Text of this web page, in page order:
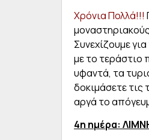
Χρόνια Πολλά!!!
Συνεχίζουμε
με το τεράστιο
υφαντά, τα
δοκιμάσετε
αργά το
4η ημέρα: